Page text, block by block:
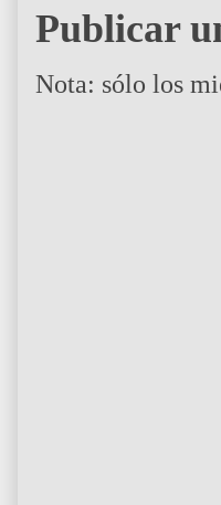
Publicar
Nota: sólo los